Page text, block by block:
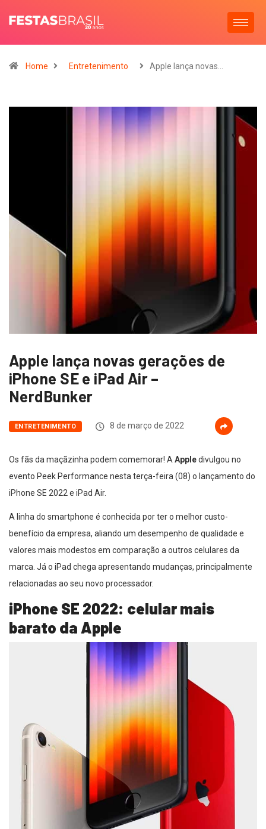
Home Entretenimento Apple lança novas…
Apple lança novas gerações de
iPhone SE e iPad Air –
NerdBunker
ENTRETENIMENTO 8 de março de 2022
Os fãs da maçãzinha podem comemorar! A Appledivulgou no
evento Peek Performance nesta terça-feira (08) o lançamento do
iPhone SE 2022 e iPad Air.
A linha do smartphone é conhecida por ter o melhor custo-
benefício da empresa, aliando um desempenho de qualidade e
valores mais modestos em comparação a outros celulares da
marca. Já o iPad chega apresentando mudanças, principalmente
relacionadas ao seu novo processador.
iPhone SE 2022: celular mais
barato da Apple